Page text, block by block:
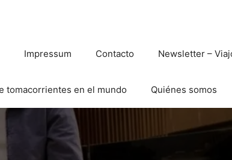
Impressum Contacto Newsletter –
tomacorrientes en el mundo Quiénes somos